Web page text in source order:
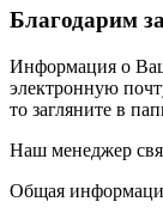
Благодарим
Информация о
электронную
то загляните в
Наш менеджер
Общая